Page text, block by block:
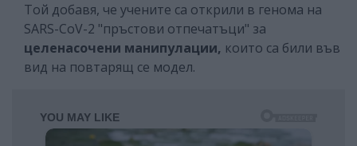
Той добавя, че учените са открили в генома на
SARS-CoV-2 "пръстови отпечатъци" за
целенасочени манипулации, които са били във
вид на повтарящ се модел.